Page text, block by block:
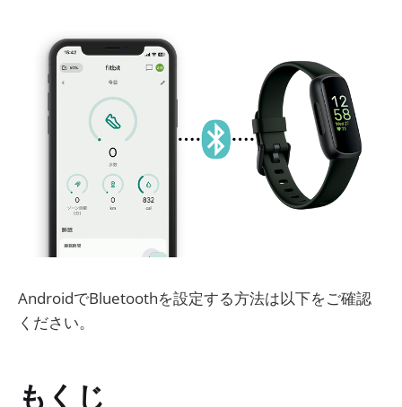
AndroidでBluetoothを設定する方法は以下をご確認
ください。
もくじ